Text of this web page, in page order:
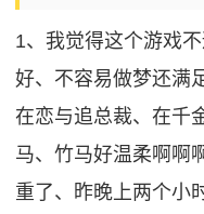
1、我觉得这个游戏
好、不容易做梦还满
在恋与追总裁、在千
马、竹马好温柔啊
重了、昨晚上两个小